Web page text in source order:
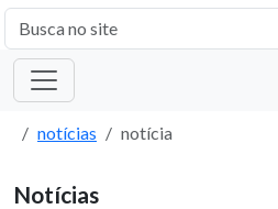
notícias notícia
Notícias